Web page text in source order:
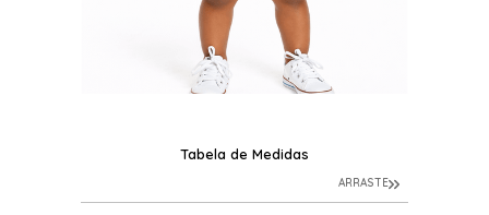
Tabela de Medidas
ARRASTE